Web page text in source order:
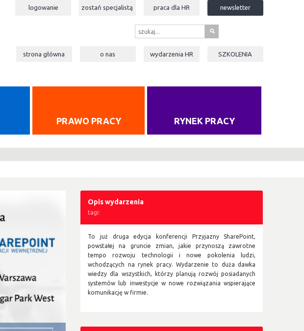
logowanie zostań specjalistą praca dla HR newsletter
s
strona główna o nas wydarzenia HR SZKOLENIA
PRAWO PRACY RYNEK PRACY
Opis wydarzenia
tagi:
To już druga edycja konferencji Przyjazny SharePoint,
powstałej na gruncie zmian, jakie przynoszą zawrotne
tempo rozwoju technologii i nowe pokolenia ludzi,
wchodzących na rynek pracy. Wydarzenie to duża dawka
wiedzy dla wszystkich, którzy planują rozwój posiadanych
systemów lub inwestycje w nowe rozwiązania wspierające
komunikację w firmie.